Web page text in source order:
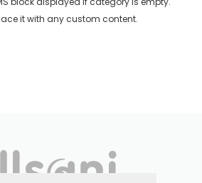
it with any custom content.